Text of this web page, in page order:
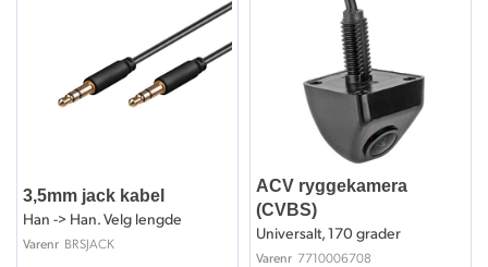
3,5mm jack kabel
Han -> Han. Velg lengde
Varenr BRSJACK
ACV ryggekamera
(CVBS)
Universalt, 170 grader
Varenr 7710006708